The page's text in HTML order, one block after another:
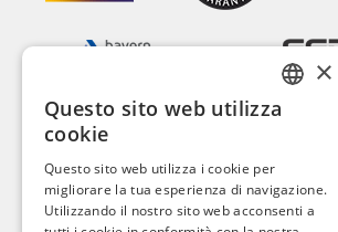
Legal notice
General terms
Privacy policy
Shipping
© 2026 Weidinger GmbH, All
FRENCH
ITALIAN
×
Questo sito web utilizza
cookie
Questo sito web utilizza i cookie per
migliorare la tua esperienza di navigazione.
Utilizzando il nostro sito web acconsenti a